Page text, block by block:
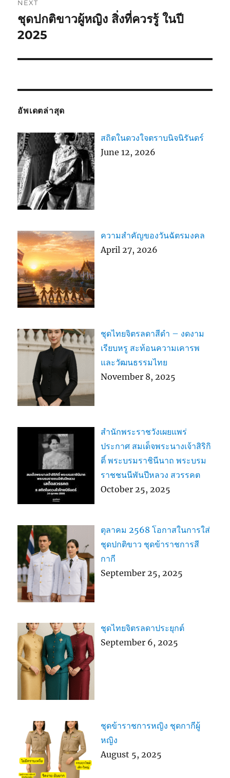
NEXT
Next
post:
ชุดปกติขาวผู้หญิง สิ่งที่ควรรู้ ในปี
2025
อัพเดตล่าสุด
สถิตในดวงใจตราบนิจนิรันดร์
June 12, 2026
ความสำคัญของวันฉัตรมงคล
April 27, 2026
ชุดไทยจิตรลดาสีดำ – งดงาม
เรียบหรู สะท้อนความเคารพ
และวัฒนธรรมไทย
November 8, 2025
สำนักพระราชวังเผยแพร่
ประกาศ สมเด็จพระนางเจ้าสิริกิ
ติ์ พระบรมราชินีนาถ พระบรม
ราชชนนีพันปีหลวง สวรรคต
October 25, 2025
ตุลาคม 2568 โอกาสในการใส่
ชุดปกติขาว ชุดข้าราชการสี
กากี
September 25, 2025
ชุดไทยจิตรลดาประยุกต์
September 6, 2025
ชุดข้าราชการหญิง ชุดกากีผู้
หญิง
August 5, 2025